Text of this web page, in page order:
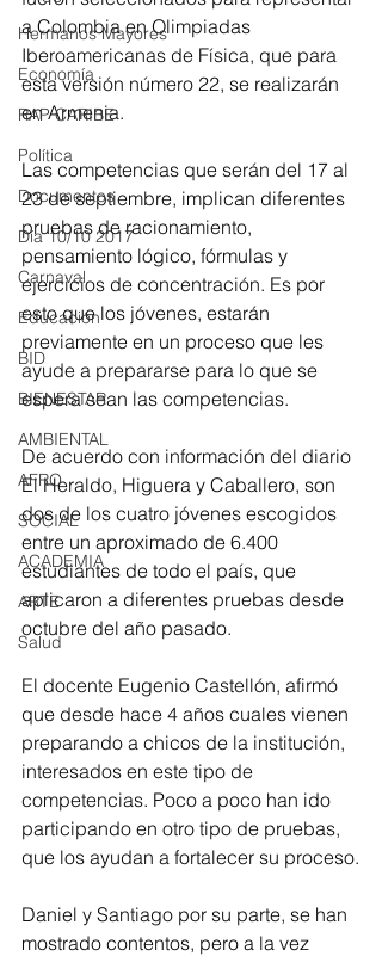
Hermanos Mayores
Economía
RAP CARIBE
Política
Documentos
Día 10/10 2017
Carnaval
Educación
BID
BIENESTAR
AMBIENTAL
AFRO
SOCIAL
ACADEMIA
ARTE
Salud
a Colombia en Olimpiadas
Iberoamericanas de Física, que para
esta versión número 22, se realizarán
en Armenia.
Las competencias que serán del 17 al
23 de septiembre, implican diferentes
pruebas de racionamiento,
pensamiento lógico, fórmulas y
ejercicios de concentración. Es por
esto que los jóvenes, estarán
previamente en un proceso que les
ayude a prepararse para lo que se
espera sean las competencias.
De acuerdo con información del diario
El Heraldo, Higuera y Caballero, son
dos de los cuatro jóvenes escogidos
entre un aproximado de 6.400
estudiantes de todo el país, que
aplicaron a diferentes pruebas desde
octubre del año pasado.
El docente Eugenio Castellón, afirmó
que desde hace 4 años cuales vienen
preparando a chicos de la institución,
interesados en este tipo de
competencias. Poco a poco han ido
participando en otro tipo de pruebas,
que los ayudan a fortalecer su proceso.
Daniel y Santiago por su parte, se han
mostrado contentos, pero a la vez